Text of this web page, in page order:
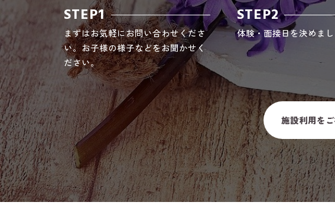
STEP1
まずはお気軽にお問い合わせくださ
い。お子様の様子などをお聞かせく
ださい。
STEP2
体験・面接日を決めま
施設利用を